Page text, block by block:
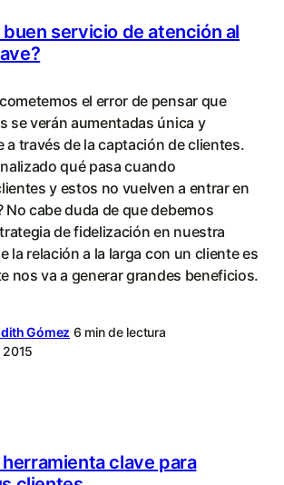
buen servicio de atención al
el error de pensar que
se verán aumentadas única y
a través de la captación de clientes.
qué pasa cuando
y estos no vuelven a entrar en
No cabe duda de que debemos
de fidelización en nuestra
la relación a la larga con un cliente es
nos va a generar grandes beneficios.
Gómez 6 min de lectura
clave para